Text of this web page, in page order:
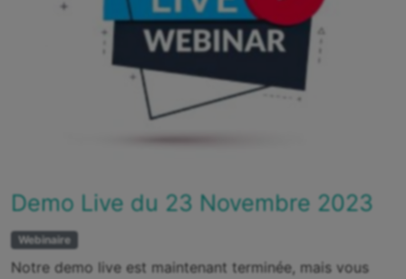
Demo Live du 23 Novembre 2023
Webinaire
Notre demo live est maintenant terminée, mais vous